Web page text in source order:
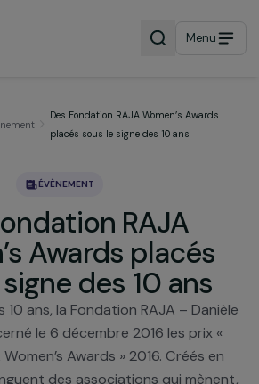
Menu
Évènement
Des Fondation RAJA Women’s Awards
RAJA
Awards placés
signe des 10 ans
10 ans, la Fondation RAJA –
le 6 décembre 2016 les prix